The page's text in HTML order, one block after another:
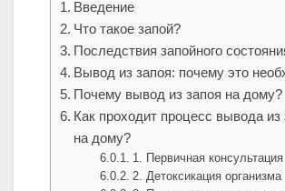
Введение
Что такое запой?
Последствия запойного
Вывод из запоя: почему это
Почему вывод из запоя на дому?
Как проходит процесс вывода из
на дому?
1. Первичная консультация
2. Детоксикация организма